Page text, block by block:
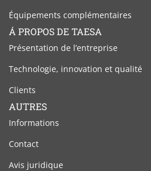
Équipements complémentaires
Á PROPOS DE TAESA
Présentation de l’entreprise
Technologie, innovation et qualité
Clients
AUTRES
Informations
Contact
Avis juridique